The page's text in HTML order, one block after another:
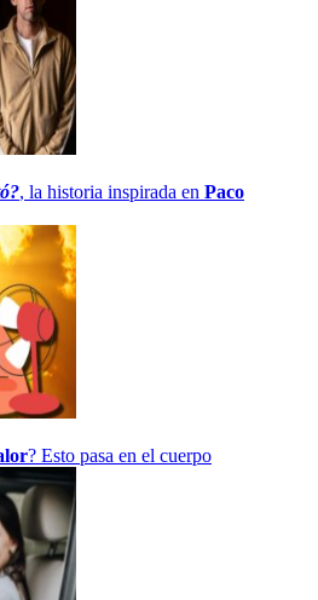
, la historia inspirada en Paco
? Esto pasa en el cuerpo